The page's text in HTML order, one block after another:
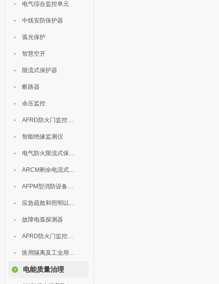
电气综合监控单元
中线安防保护器
弧光保护
智慧空开
限流式保护器
断路器
余压监控
AFRD防火门监控模块
智能绝缘监测仪
电气防火限流式保护器
ARCM剩余电流式电气火灾监控装置
AFPM型消防设备电源监控系统
应急疏散和照明以及灯具
故障电弧探测器
AFRD防火门监控系统
医用隔离及工业用电绝缘检测
电能质量治理